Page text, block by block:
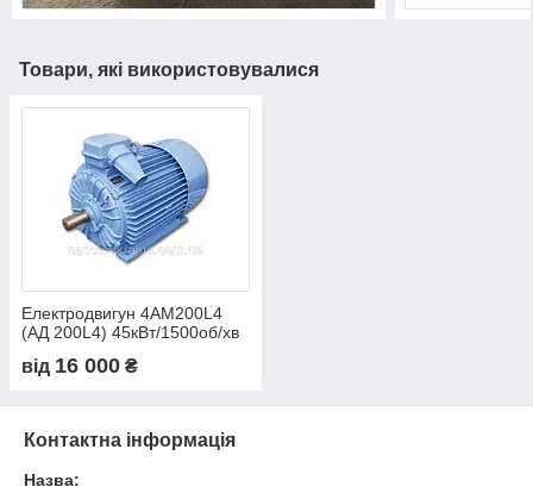
Товари, які використовувалися
Електродвигун 4АM200L4
(АД 200L4) 45кВт/1500об/хв
від 16 000 ₴
Контактна інформація
Назва: